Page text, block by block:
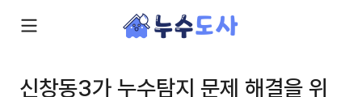
신창동3가 누수탐지 문제 해결을 위